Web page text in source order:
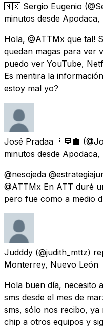
🇲🇽 Sergio Eugenio
minutos desde Apodaca,
Hola, @ATTMx que tal!
quedan magas para ver
puedo ver YouTube,
Es mentira la
estoy mal yo?
José Pradaa 👨🏽‍🏫
minutos desde Apodaca,
@nesojeda
@ATTMx En ATT duré
pero fue como a medio
Judddy (@judith_mttz)
Monterrey, Nuevo León
Hola buen día, necesito
sms desde el mes de
sms, sólo nos recibo, ya
chip a otros equipos y